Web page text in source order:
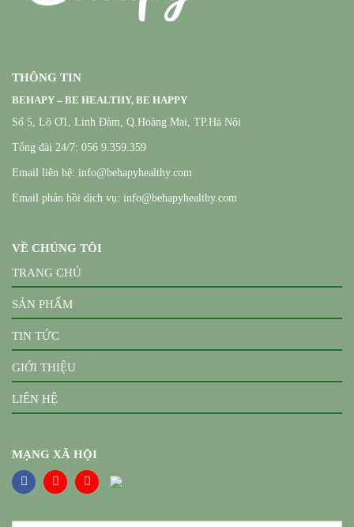
THÔNG TIN
BEHAPY – BE HEALTHY, BE HAPPY
Số 5, Lô Ơ1, Linh Đàm, Q.Hoàng Mai, TP.Hà Nội
Tổng đài 24/7: 056 9.359.359
Email liên hệ: info@behapyhealthy.com
Email phản hồi dịch vụ: info@behapyhealthy.com
VỀ CHÚNG TÔI
TRANG CHỦ
SẢN PHẨM
TIN TỨC
GIỚI THIỆU
LIÊN HỆ
MẠNG XÃ HỘI